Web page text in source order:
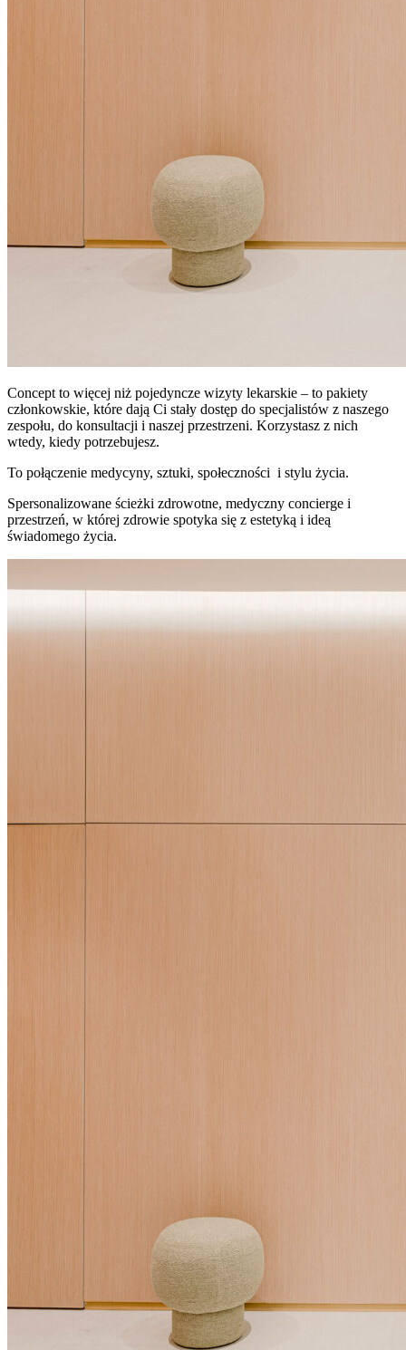
Concept to więcej niż pojedyncze wizyty lekarskie – to pakiety
członkowskie, które dają Ci stały dostęp do specjalistów z naszego
zespołu, do konsultacji i naszej przestrzeni. Korzystasz z nich
wtedy, kiedy potrzebujesz.
To połączenie medycyny, sztuki, społeczności i stylu życia.
Spersonalizowane ścieżki zdrowotne, medyczny concierge i
przestrzeń, w której zdrowie spotyka się z estetyką i ideą
świadomego życia.